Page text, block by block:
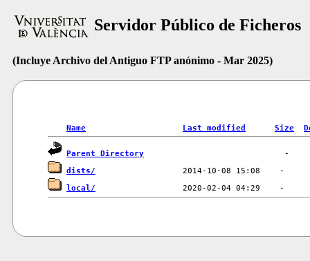
Servidor Público de Ficheros
(Incluye Archivo del Antiguo FTP anónimo - Mar 2025)
Name Last modified Size
Parent Directory
dists/
local/